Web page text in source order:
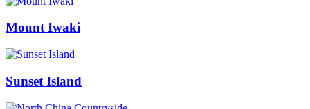
Mount Iwaki
Sunset Island